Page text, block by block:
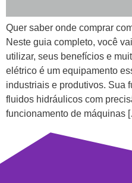
Quer saber onde comprar
Neste guia completo, você
utilizar, seus benefícios e
elétrico é um equipamento
industriais e produtivos. Sua
fluidos hidráulicos com
funcionamento de máquinas